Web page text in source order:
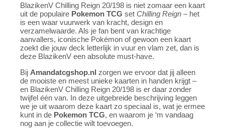
BlazikenV Chilling Reign 20/198 is niet zomaar een kaart
uit de populaire Pokemon TCG set Chilling Reign – het
is een waar vuurwerk van kracht, design en
verzamelwaarde. Als je fan bent van krachtige
aanvallers, iconische Pokémon of gewoon een kaart
zoekt die jouw deck letterlijk in vuur en vlam zet, dan is
deze BlazikenV een absolute must-have.
Bij Amandatcgshop.nl zorgen we ervoor dat jij alleen
de mooiste en meest unieke kaarten in handen krijgt –
en BlazikenV Chilling Reign 20/198 is er daar zonder
twijfel één van. In deze uitgebreide beschrijving leggen
we je uit waarom deze kaart zo speciaal is, wat je ermee
kunt in de Pokemon TCG, en waarom je ‘m vandaag
nog aan je collectie wilt toevoegen.